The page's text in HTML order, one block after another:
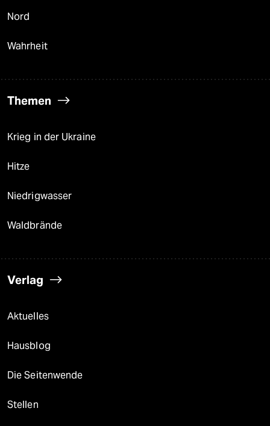
Nord
Wahrheit
Themen
Krieg in der Ukraine
Hitze
Niedrigwasser
Waldbrände
Verlag
Aktuelles
Hausblog
Die Seitenwende
Stellen